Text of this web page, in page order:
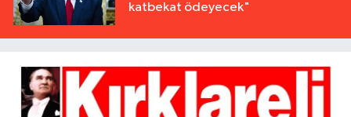
katbekat ödeyecek"